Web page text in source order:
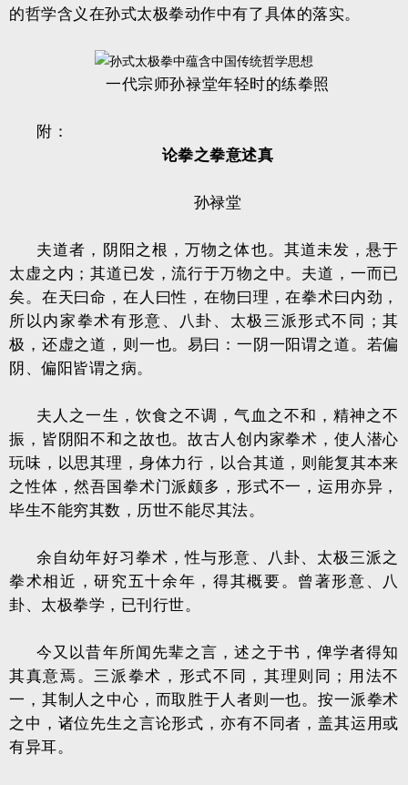
的哲学含义在孙式太极拳动作中有了具体的落实。
一代宗师孙禄堂年轻时的练拳照
附：
论拳之拳意述真
孙禄堂
夫道者，阴阳之根，万物之体也。其道未发，悬于
太虚之内；其道已发，流行于万物之中。夫道，一而已
矣。在天曰命，在人曰性，在物曰理，在拳术曰内劲，
所以内家拳术有形意、八卦、太极三派形式不同；其
极，还虚之道，则一也。易曰：一阴一阳谓之道。若偏
阴、偏阳皆谓之病。
夫人之一生，饮食之不调，气血之不和，精神之不
振，皆阴阳不和之故也。故古人创内家拳术，使人潜心
玩味，以思其理，身体力行，以合其道，则能复其本来
之性体，然吾国拳术门派颇多，形式不一，运用亦异，
毕生不能穷其数，历世不能尽其法。
余自幼年好习拳术，性与形意、八卦、太极三派之
拳术相近，研究五十余年，得其概要。曾著形意、八
卦、太极拳学，已刊行世。
今又以昔年所闻先辈之言，述之于书，俾学者得知
其真意焉。三派拳术，形式不同，其理则同；用法不
一，其制人之中心，而取胜于人者则一也。按一派拳术
之中，诸位先生之言论形式，亦有不同者，盖其运用或
有异耳。